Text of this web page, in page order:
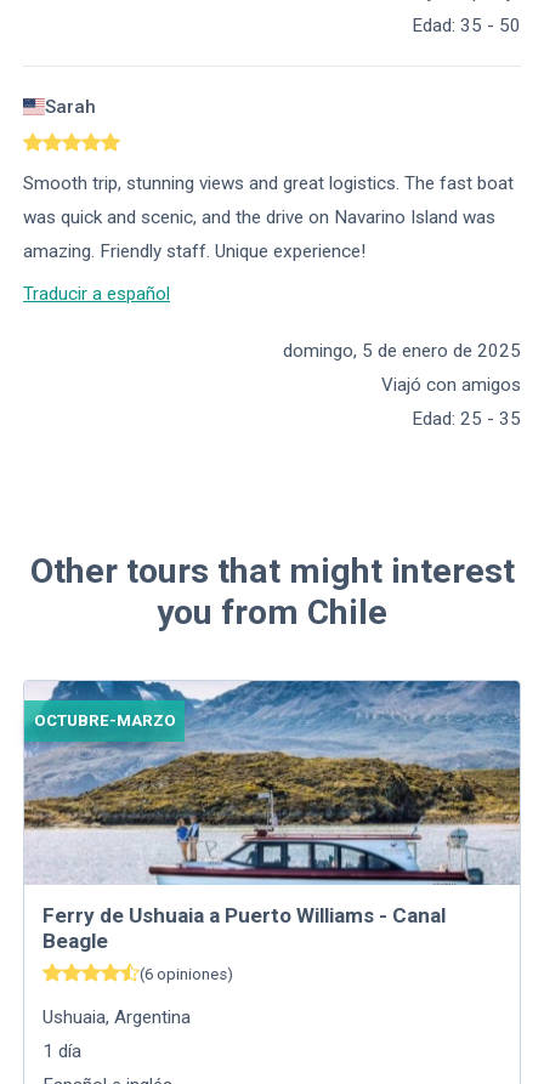
Edad: 35 - 50
Sarah
Smooth trip, stunning views and great logistics. The fast boat
was quick and scenic, and the drive on Navarino Island was
amazing. Friendly staff. Unique experience!
Traducir a español
domingo, 5 de enero de 2025
Viajó con amigos
Edad: 25 - 35
Other tours that might interest
you from Chile
OCTUBRE-MARZO
Ferry de Ushuaia a Puerto Williams - Canal
Beagle
(6 opiniones)
Ushuaia,Argentina
1 día